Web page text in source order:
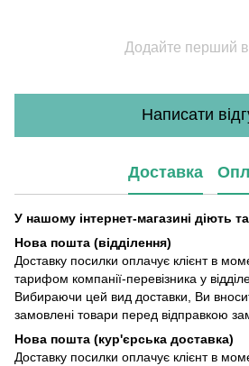
Додайте перший
Написати
Доставка
У нашому інтернет-магазині діють
Нова пошта (відділення)
Доставку посилки оплачує клієнт в
тарифом компанії-перевізника у
Вибираючи цей вид доставки, Ви
замовлені товари перед відправкою
Нова пошта (кур'єрська доставка)
Доставку посилки оплачує клієнт в